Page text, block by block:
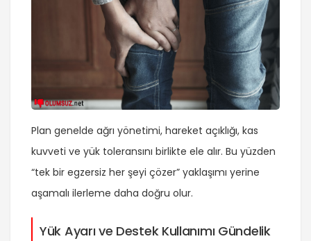
Plan genelde ağrı yönetimi, hareket açıklığı, kas
kuvveti ve yük toleransını birlikte ele alır. Bu yüzden
“tek bir egzersiz her şeyi çözer” yaklaşımı yerine
aşamalı ilerleme daha doğru olur.
Yük Ayarı ve Destek Kullanımı Gündelik